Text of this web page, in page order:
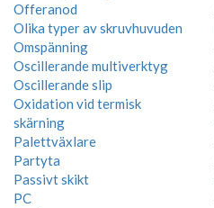
Offeranod
Olika typer av skruvhuvuden
Omspänning
Oscillerande multiverktyg
Oscillerande slip
Oxidation vid termisk
skärning
Palettväxlare
Partyta
Passivt skikt
PC